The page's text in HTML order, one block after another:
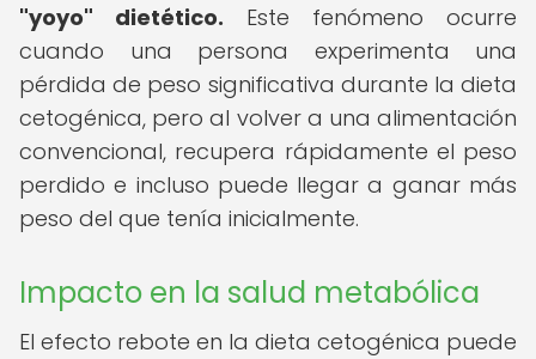
"yoyo" dietético. Este fenómeno ocurre
cuando una persona experimenta una
pérdida de peso significativa durante la dieta
cetogénica, pero al volver a una alimentación
convencional, recupera rápidamente el peso
perdido e incluso puede llegar a ganar más
peso del que tenía inicialmente.
Impacto en la salud metabólica
El efecto rebote en la dieta cetogénica puede